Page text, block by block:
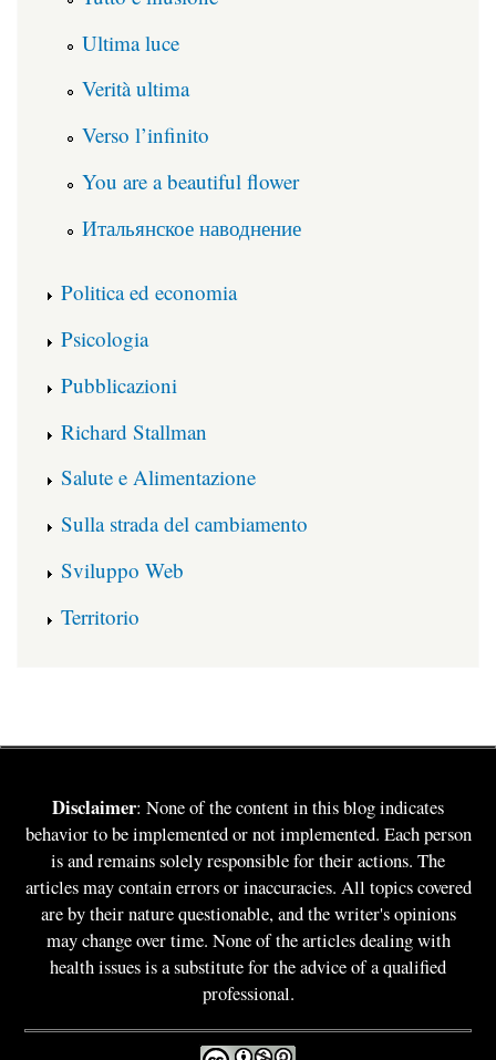
Ultima luce
Verità ultima
Verso l’infinito
You are a beautiful flower
Итальянское наводнение
Politica ed economia
Psicologia
Pubblicazioni
Richard Stallman
Salute e Alimentazione
Sulla strada del cambiamento
Sviluppo Web
Territorio
Disclaimer: None of the content in this blog indicates
behavior to be implemented or not implemented. Each person
is and remains solely responsible for their actions. The
articles may contain errors or inaccuracies. All topics covered
are by their nature questionable, and the writer's opinions
may change over time. None of the articles dealing with
health issues is a substitute for the advice of a qualified
professional.